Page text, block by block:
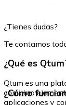
¿Tienes dudas?
Te contamos
¿Qué es
Qtum es una
combina
aplicaciones y
¿Cómo